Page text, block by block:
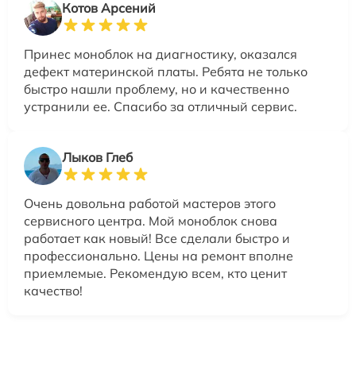
Котов Арсений
Принес моноблок на диагностику, оказался
дефект материнской платы. Ребята не только
быстро нашли проблему, но и качественно
устранили ее. Спасибо за отличный сервис.
Лыков Глеб
Очень довольна работой мастеров этого
сервисного центра. Мой моноблок снова
работает как новый! Все сделали быстро и
профессионально. Цены на ремонт вполне
приемлемые. Рекомендую всем, кто ценит
качество!